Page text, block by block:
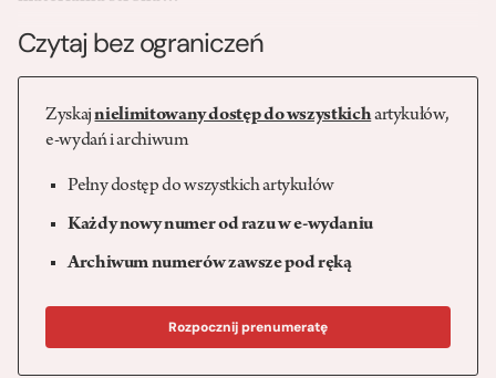
Czytaj bez ograniczeń
Zyskajnielimitowany dostęp do wszystkichartykułów,
e-wydań i archiwum
Pełny dostęp do wszystkich artykułów
Każdy nowy numer od razu w e-wydaniu
Archiwum numerów zawsze pod ręką
Rozpocznij prenumeratę